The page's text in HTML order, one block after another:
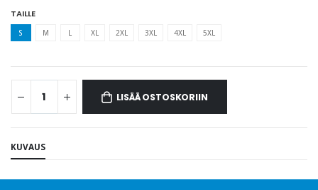
TAILLE
S M L XL 2XL 3XL 4XL 5XL
LISÄÄ OSTOSKORIIN
KUVAUS